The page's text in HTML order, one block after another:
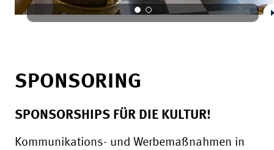
SPONSORING
SPONSORSHIPS FÜR DIE KULTUR!
Kommunikations- und Werbemaßnahmen in